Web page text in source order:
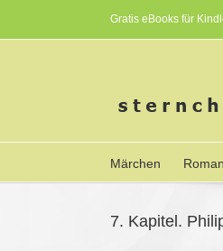
Gratis eBooks für
Märchen
7. Kapitel.